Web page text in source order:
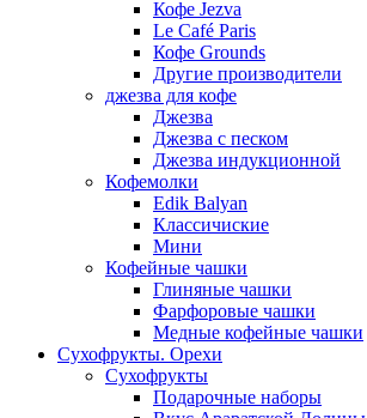
Кофе Jezva
Le Café Paris
Кофе Grounds
Другие производители
джезва для кофе
Джезва
Джезва с песком
Джезва индукционной
Кофемолки
Edik Balyan
Классичиские
Мини
Кофейные чашки
Глиняные чашки
Фарфоровые чашки
Медные кофейные чашки
Сухофрукты. Орехи
Сухофрукты
Подарочные наборы